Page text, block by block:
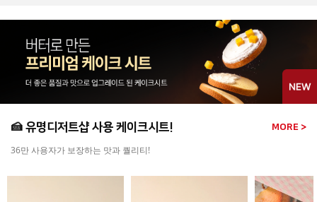
🍰 유명디저트샵 사용 케이크시트! MORE >
36만 사용자가 보장하는 맛과 퀄리티!